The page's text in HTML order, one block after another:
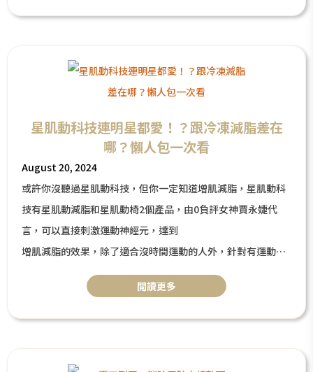
星肌動科技連明星都愛！？跟冷凍減脂差在
哪？懶人包一次看
August 20, 2024
或許你沒聽過星肌動科技，但你一定知道增肌減脂，星肌動科
技有星肌動減脂和星肌動椅2個產品，由0負評女神賈永婕代
言，可以直接刺激運動神經元，達到
增肌減脂的效果，除了適合沒時間運動的人外，針對有運動習
慣者也可以輔助健身效果，雕塑完美的身材線條，同樣是減脂
跟冷凍減脂差在哪裡？這篇文章將告訴你星肌動科技是什麼、
閲讀更多